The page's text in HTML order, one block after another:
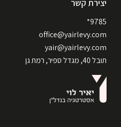
יצירת קשר
9785*
office@yairlevy.com
yair@yairlevy.com
תובל 40, מגדל ספיר, רמת גן